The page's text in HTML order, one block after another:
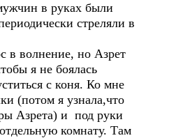
в руках были
стреляли в
волнение, но Азрет
я не боялась
с коня. Ко мне
(потом я узнала,что
Азрета) и под руки
комнату. Там